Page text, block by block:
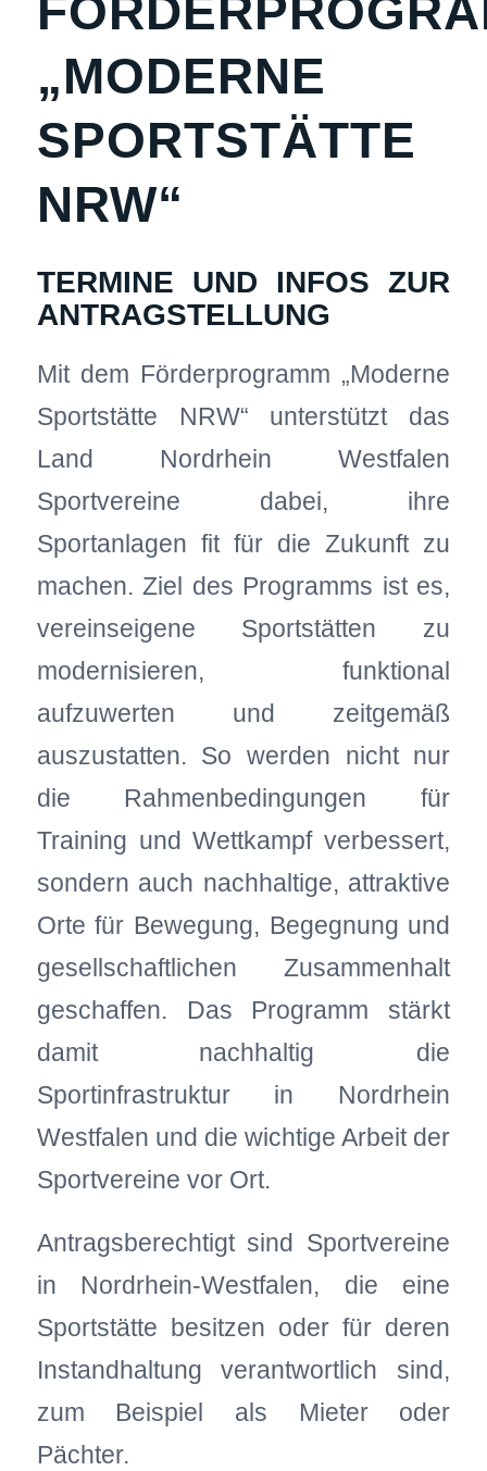
„MODERNE
SPORTSTÄTTE
NRW“
TERMINE UND INFOS ZUR
ANTRAGSTELLUNG
Mit dem Förderprogramm „Moderne
Sportstätte NRW“ unterstützt das
Land Nordrhein Westfalen
Sportvereine dabei, ihre
Sportanlagen fit für die Zukunft zu
machen. Ziel des Programms ist es,
vereinseigene Sportstätten zu
modernisieren, funktional
aufzuwerten und zeitgemäß
auszustatten. So werden nicht nur
die Rahmenbedingungen für
Training und Wettkampf verbessert,
sondern auch nachhaltige, attraktive
Orte für Bewegung, Begegnung und
gesellschaftlichen Zusammenhalt
geschaffen. Das Programm stärkt
damit nachhaltig die
Sportinfrastruktur in Nordrhein
Westfalen und die wichtige Arbeit der
Sportvereine vor Ort.
Antragsberechtigt sind Sportvereine
in Nordrhein‑Westfalen, die eine
Sportstätte besitzen oder für deren
Instandhaltung verantwortlich sind,
zum Beispiel als Mieter oder
Pächter.